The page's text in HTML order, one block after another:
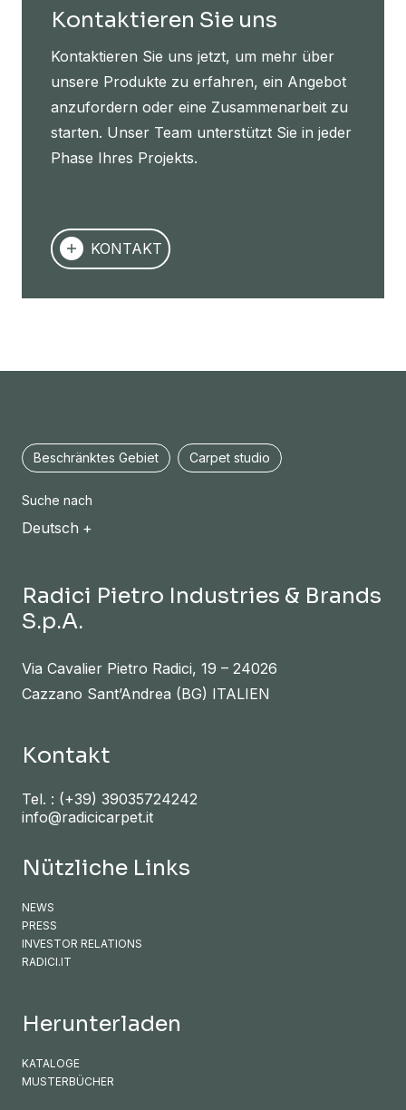
Kontaktieren Sie uns
Kontaktieren Sie uns jetzt, um mehr über
unsere Produkte zu erfahren, ein Angebot
anzufordern oder eine Zusammenarbeit zu
starten. Unser Team unterstützt Sie in jeder
Phase Ihres Projekts.
KONTAKT
Beschränktes Gebiet Carpet studio
Suche nach
Deutsch
Radici Pietro Industries & Brands
S.p.A.
Via Cavalier Pietro Radici, 19 – 24026
Cazzano Sant’Andrea (BG) ITALIEN
Kontakt
Tel. : (+39) 39035724242
info@radicicarpet.it
Nützliche Links
NEWS
PRESS
INVESTOR RELATIONS
RADICI.IT
Herunterladen
KATALOGE
MUSTERBÜCHER